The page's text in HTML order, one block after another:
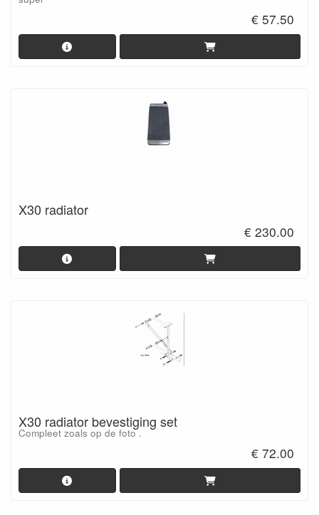
€ 57.50
X30 radiator
€ 230.00
X30 radiator bevestiging set
Compleet zoals op de foto .
€ 72.00